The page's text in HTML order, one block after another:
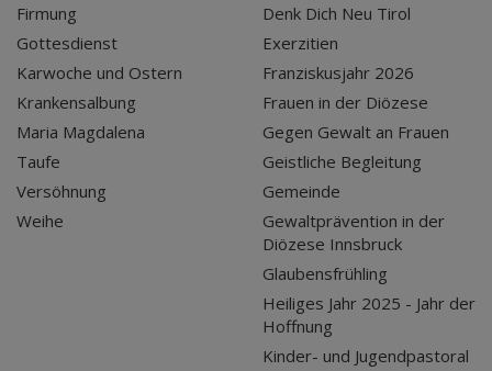
Firmung
Gottesdienst
Karwoche und Ostern
Krankensalbung
Maria Magdalena
Taufe
Versöhnung
Weihe
Denk Dich Neu Tirol
Exerzitien
Franziskusjahr 2026
Frauen in der Diözese
Gegen Gewalt an Frauen
Geistliche Begleitung
Gemeinde
Gewaltprävention in der
Diözese Innsbruck
Glaubensfrühling
Heiliges Jahr 2025 - Jahr der
Hoffnung
Kinder- und Jugendpastoral